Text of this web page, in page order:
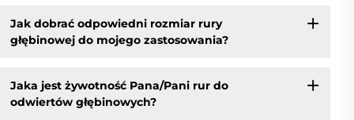
Jak dobrać odpowiedni rozmiar rury
głębinowej do mojego zastosowania?
Jaka jest żywotność Pana/Pani rur do
odwiertów głębinowych?